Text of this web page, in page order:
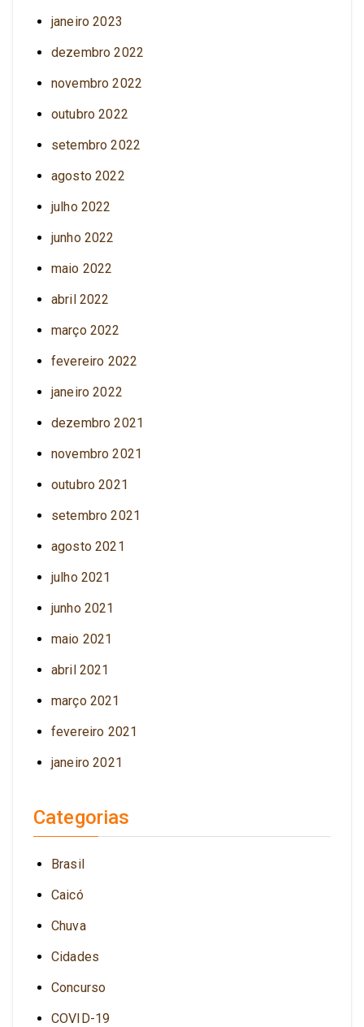
janeiro 2023
dezembro 2022
novembro 2022
outubro 2022
setembro 2022
agosto 2022
julho 2022
junho 2022
maio 2022
abril 2022
março 2022
fevereiro 2022
janeiro 2022
dezembro 2021
novembro 2021
outubro 2021
setembro 2021
agosto 2021
julho 2021
junho 2021
maio 2021
abril 2021
março 2021
fevereiro 2021
janeiro 2021
Categorias
Brasil
Caicó
Chuva
Cidades
Concurso
COVID-19